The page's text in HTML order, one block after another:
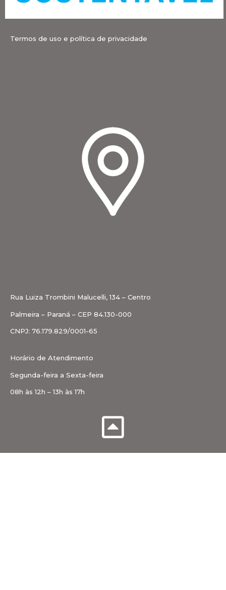
Termos de uso e política de privacidade
Rua Luiza Trombini Malucelli, 134 – Centro
Palmeira – Paraná – CEP 84.130-000
CNPJ: 76.179.829/0001-65
Horário de Atendimento
Segunda-feira a Sexta-feira
08h às 12h – 13h às 17h